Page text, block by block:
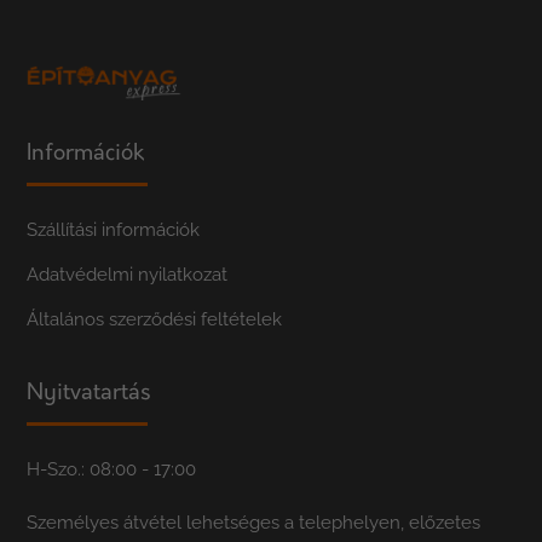
Információk
Szállítási információk
Adatvédelmi nyilatkozat
Általános szerződési feltételek
Nyitvatartás
H-Szo.: 08:00 - 17:00
Személyes átvétel lehetséges a telephelyen, előzetes